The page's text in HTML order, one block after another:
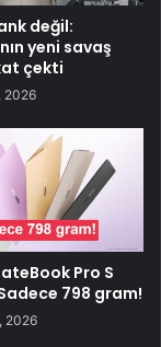
değil:
yeni savaş
çekti
2026
Pro S
798 gram!
2026